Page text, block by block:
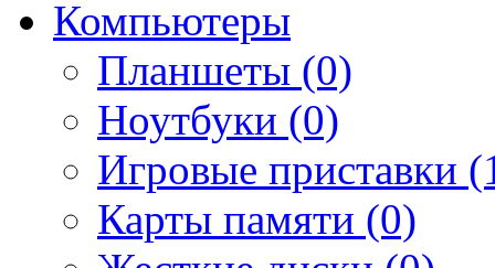
Компьютеры
Планшеты (0)
Ноутбуки (0)
Игровые приставки
Карты памяти (0)